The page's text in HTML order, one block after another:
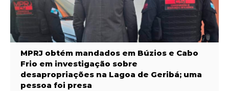
MPRJ obtém mandados em Búzios e Cabo
Frio em investigação sobre
desapropriações na Lagoa de Geribá; uma
pessoa foi presa